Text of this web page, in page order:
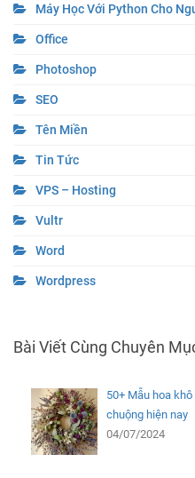
Máy Học Với Python Cho
Office
Photoshop
SEO
Tên Miền
Tin Tức
VPS – Hosting
Vultr
Word
Wordpress
Bài Viết Cùng Chuyên
50+ Mẫu hoa
chuộng hiện nay
04/07/2024